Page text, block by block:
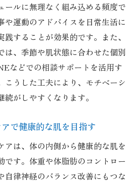
ールに無理なく組み込める頻度で
や運動のアドバイスを日常生活に
することが効果的です。また、
は、季節や肌状態に合わせた個別
などでの相談サポートを活用す
こうした工夫により、モチベーシ
がしやすくなります。
で健康的な肌を目指す
アは、体の内側から健康的な肌を
です。体重や体脂肪のコントロー
自律神経のバランス改善にもつな